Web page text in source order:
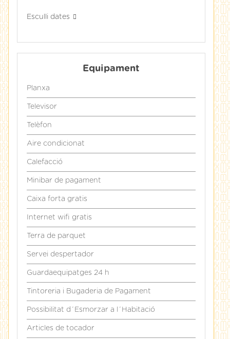
Esculli dates
Equipament
Planxa
Televisor
Telèfon
Aire condicionat
Calefacció
Minibar de pagament
Caixa forta gratis
Internet wifi gratis
Terra de parquet
Servei despertador
Guardaequipatges 24 h
Tintoreria i Bugaderia de Pagament
Possibilitat d´Esmorzar a l´Habitació
Articles de tocador